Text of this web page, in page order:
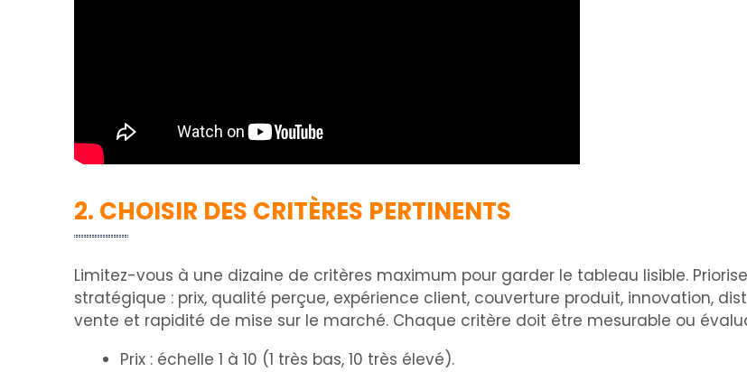
2. CHOISIR DES CRITÈRES PERTINENTS
Limitez-vous à une dizaine de critères maximum pour garder le tableau lisible.
stratégique : prix, qualité perçue, expérience client, couverture produit, innovation,
vente et rapidité de mise sur le marché. Chaque critère doit être mesurable ou
Prix : échelle 1 à 10 (1 très bas, 10 très élevé).